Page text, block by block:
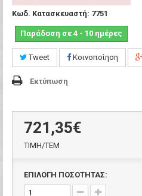
Κωδ. Κατασκευαστή: 7751
Παράδοση σε 4 - 10 ημέρες
Tweet Κοινοποίηση
Εκτύπωση
721,35€
ΤΙΜH/ΤΕΜ
ΕΠΙΛΟΓΗ ΠΟΣΟΤΗΤΑΣ: